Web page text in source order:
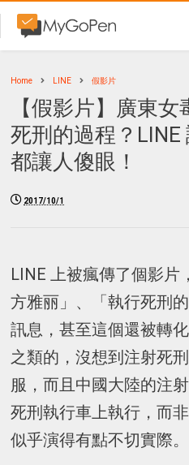
Home LINE 假影片
【假影片】廣東
死刑的過程？LINE
都讓人傻眼！
2017/10/1
LINE 上被瘋傳了個影片
方雅丽」、「執行死刑
訊息，甚至這個還被轉
之類的，沒想到注射死
服，而且中國大陸的注
死刑執行車上執行，而
似乎演得有點不切實際。